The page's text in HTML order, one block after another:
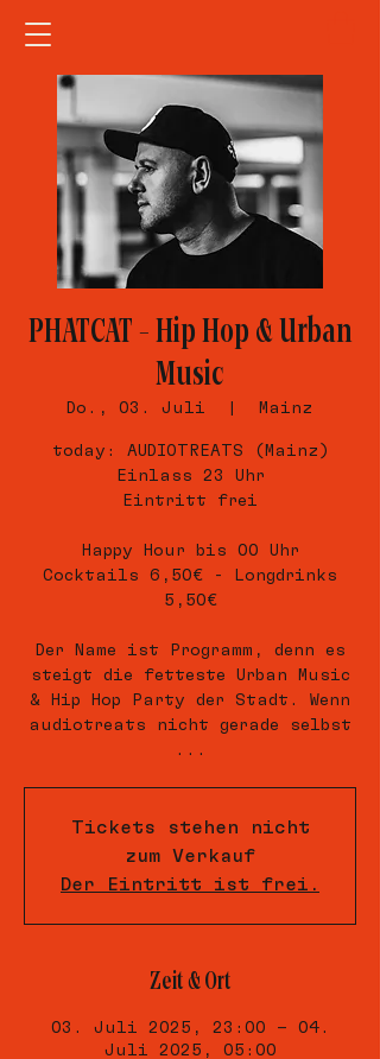
PHATCAT – Hip Hop & Urban
Music
Do., 03. Juli Mainz
today: AUDIOTREATS (Mainz)
Einlass 23 Uhr
Eintritt frei
Happy Hour bis 00 Uhr
Cocktails 6,50€ - Longdrinks
5,50€
Der Name ist Programm, denn es
steigt die fetteste Urban Music
& Hip Hop Party der Stadt. Wenn
audiotreats nicht gerade selbst
...
Tickets stehen nicht
zum Verkauf
Der Eintritt ist frei.
Zeit & Ort
03. Juli 2025, 23:00 – 04.
Juli 2025, 05:00